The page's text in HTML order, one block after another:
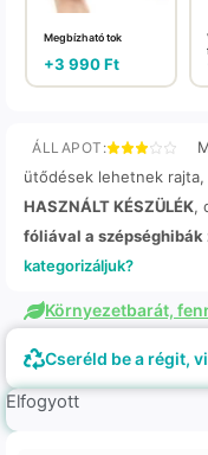
Megbízható tok
+3 990Ft
ÁLLAPOT:
ütődések lehetnek
HASZNÁLT KÉSZÜLÉK,
fóliával a szépséghibák
kategorizáljuk?
Környezetbarát,
Cseréld be a régit,
Elfogyott